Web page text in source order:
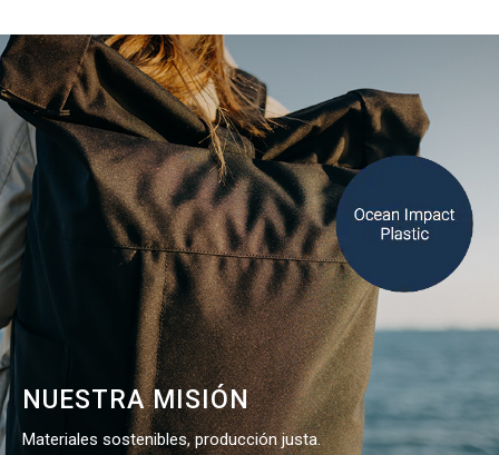
NUESTRA MISIÓN
Materiales sostenibles, producción justa.